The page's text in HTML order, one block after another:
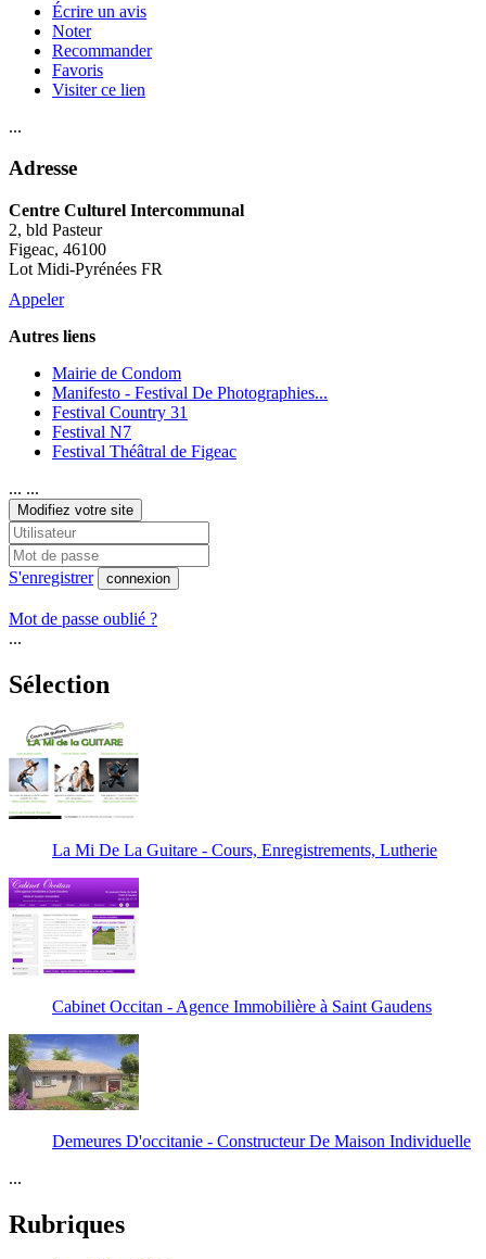
Écrire un avis
Noter
Recommander
Favoris
Visiter ce lien
...
Adresse
Centre Culturel Intercommunal
2, bld Pasteur
Figeac, 46100
Lot Midi-Pyrénées FR
Appeler
Autres liens
Mairie de Condom
Manifesto - Festival De Photographies...
Festival Country 31
Festival N7
Festival Théâtral de Figeac
... ...
Modifiez votre site
S'enregistrer connexion
Mot de passe oublié ?
...
Sélection
La Mi De La Guitare - Cours, Enregistrements, Lutherie
Cabinet Occitan - Agence Immobilière à Saint Gaudens
Demeures D'occitanie - Constructeur De Maison Individuelle
...
Rubriques